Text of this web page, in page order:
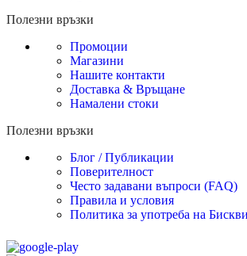
Полезни връзки
Промоции
Магазини
Нашите контакти
Доставка & Връщане
Намалени стоки
Полезни връзки
Блог / Публикации
Поверителност
Често задавани въпроси (FAQ)
Правила и условия
Политика за употреба на